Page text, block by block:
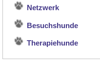
Netzwerk
Besuchshunde
Therapiehunde